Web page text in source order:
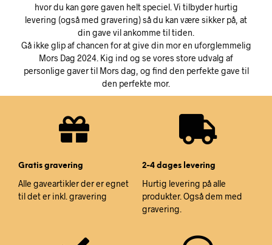
hvor du kan gøre gaven helt speciel. Vi tilbyder hurtig
levering (også med gravering) så du kan være sikker på, at
din gave vil ankomme til tiden.
Gå ikke glip af chancen for at give din mor en uforglemmelig
Mors Dag 2024. Kig ind og se vores store udvalg af
personlige gaver til Mors dag, og find den perfekte gave til
den perfekte mor.
Gratis gravering
Alle gaveartikler der er egnet
til det er inkl. gravering
2-4 dages levering
Hurtig levering på alle
produkter. Også dem med
gravering.